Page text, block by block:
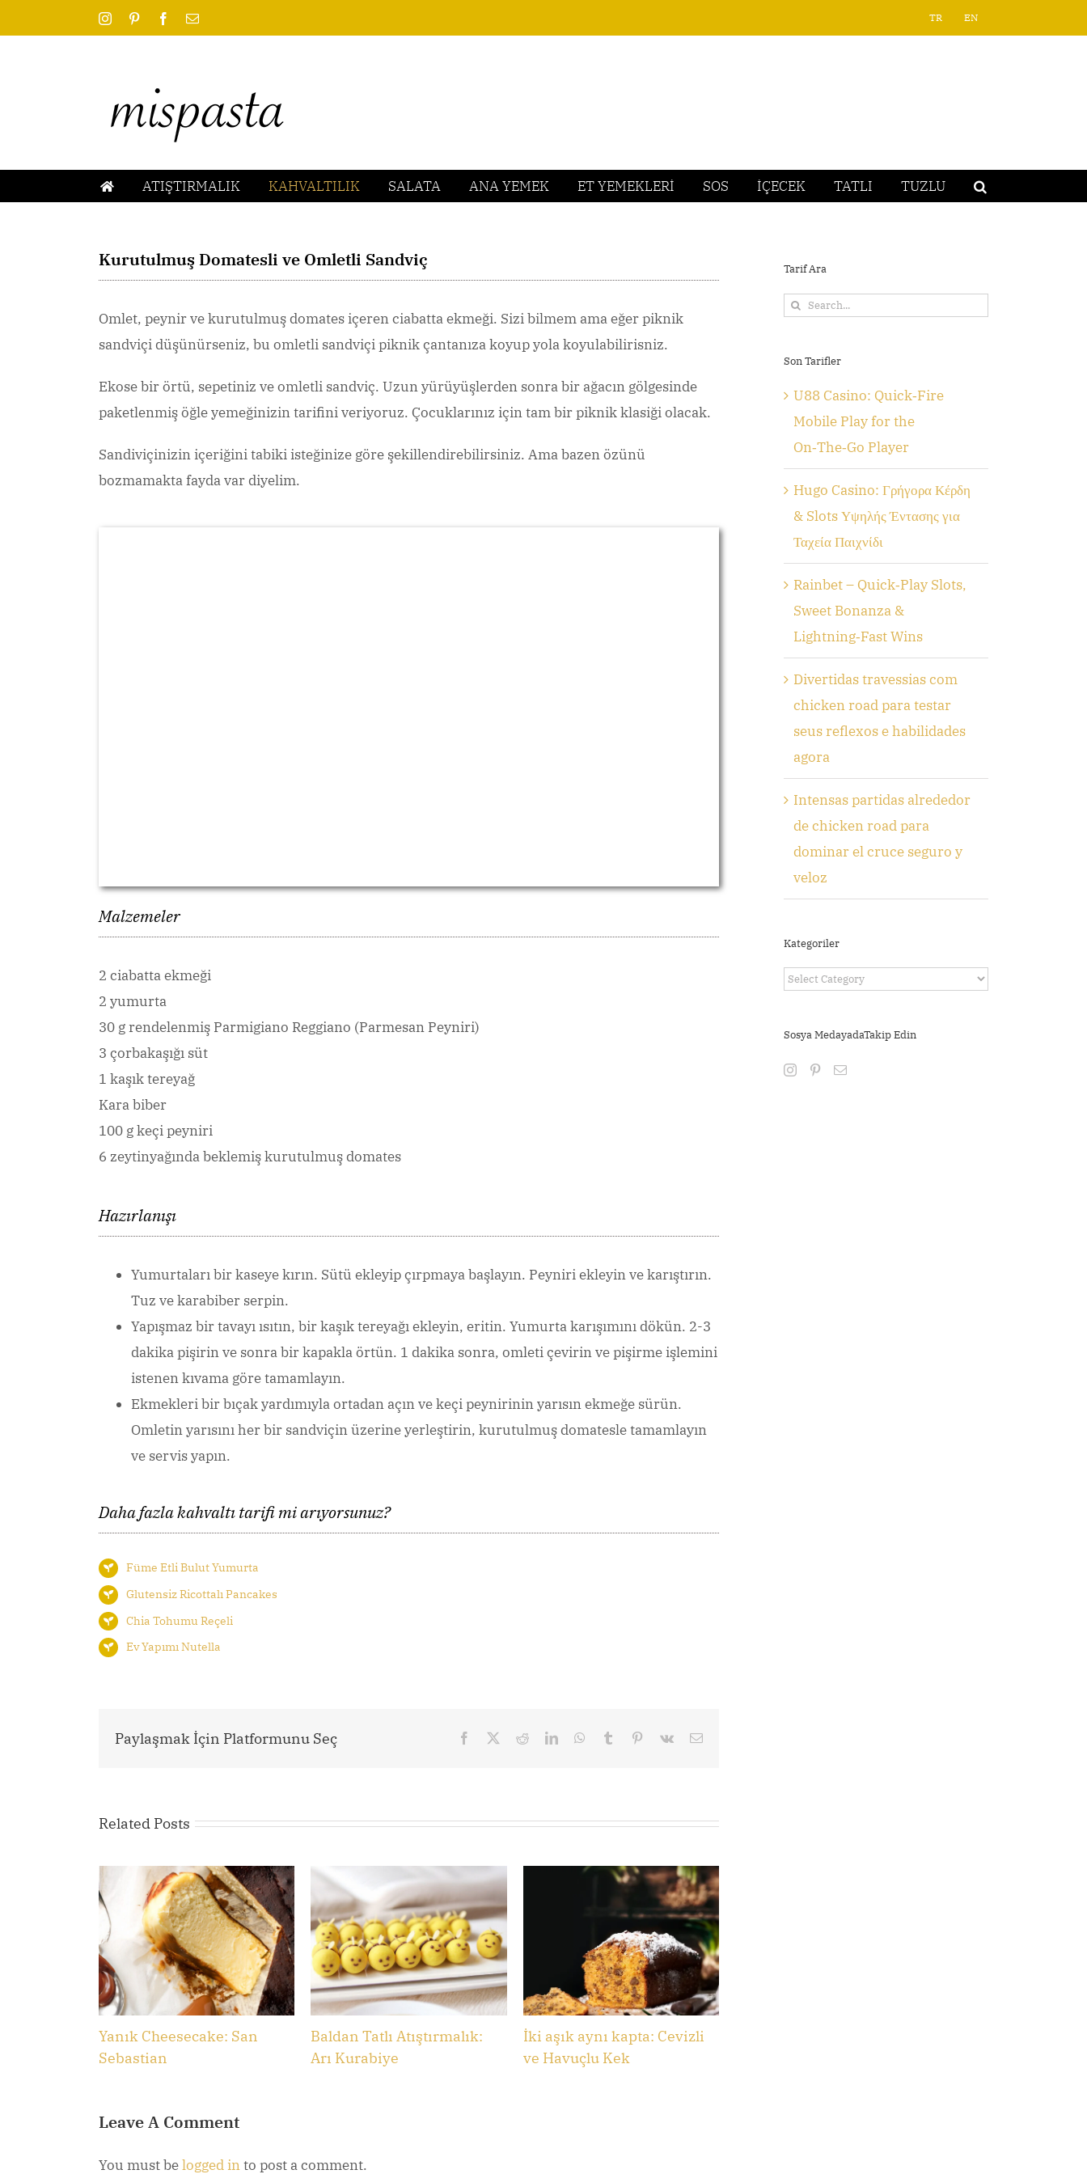
to
InstagramPinterestFacebook
Email TR EN
ATIŞTIRMALIK KAHVALTILIK SALATA ANA YEMEK ET YEMEKLERİ SOS İÇECEK TATLI TUZLU
Kurutulmuş Domatesli ve Omletli Sandviç
Omlet, peynir ve kurutulmuş domates içeren ciabatta ekmeği. Sizi bilmem ama eğer piknik
sandviçi düşünürseniz, bu omletli sandviçi piknik çantanıza koyup yola koyulabilirisniz.
Ekose bir örtü, sepetiniz ve omletli sandviç. Uzun yürüyüşlerden sonra bir ağacın gölgesinde
paketlenmiş öğle yemeğinizin tarifini veriyoruz. Çocuklarınız için tam bir piknik klasiği olacak.
Sandiviçinizin içeriğini tabiki isteğinize göre şekillendirebilirsiniz. Ama bazen özünü
bozmamakta fayda var diyelim.
Malzemeler
2 ciabatta ekmeği
2 yumurta
30 g rendelenmiş Parmigiano Reggiano (Parmesan Peyniri)
3 çorbakaşığı süt
1 kaşık tereyağ
Kara biber
100 g keçi peyniri
6 zeytinyağında beklemiş kurutulmuş domates
Hazırlanışı
Yumurtaları bir kaseye kırın. Sütü ekleyip çırpmaya başlayın. Peyniri ekleyin ve karıştırın.
Tuz ve karabiber serpin.
Yapışmaz bir tavayı ısıtın, bir kaşık tereyağı ekleyin, eritin. Yumurta karışımını dökün. 2-3
dakika pişirin ve sonra bir kapakla örtün. 1 dakika sonra, omleti çevirin ve pişirme işlemini
istenen kıvama göre tamamlayın.
Ekmekleri bir bıçak yardımıyla ortadan açın ve keçi peynirinin yarısın ekmeğe sürün.
Omletin yarısını her bir sandviçin üzerine yerleştirin, kurutulmuş domatesle tamamlayın
ve servis yapın.
Daha fazla kahvaltı tarifi mi arıyorsunuz?
Füme Etli Bulut Yumurta
Glutensiz Ricottalı Pancakes
Chia Tohumu Reçeli
Ev Yapımı Nutella
Paylaşmak İçin Platformunu Seç Facebook RedditLinkedInWhatsApp
Tumblr Pinterest
Vk Email
Related Posts
Yanık Cheesecake: San
Sebastian
Baldan Tatlı Atıştırmalık:
Arı Kurabiye
İki aşık aynı kapta: Cevizli
ve Havuçlu Kek
Leave A Comment
You must belogged into post a comment.
Tarif Ara
Search
Son Tarifler
U88 Casino: Quick‑Fire
Mobile Play for the
On‑The‑Go Player
Hugo Casino: Γρήγορα Κέρδη
& Slots Υψηλής Έντασης για
Ταχεία Παιχνίδι
Rainbet – Quick‑Play Slots,
Sweet Bonanza &
Lightning‑Fast Wins
Divertidas travessias com
chicken road para testar
seus reflexos e habilidades
agora
Intensas partidas alrededor
de chicken road para
dominar el cruce seguro y
veloz
Kategoriler
Kategoriler
Sosya MedayadaTakip Edin